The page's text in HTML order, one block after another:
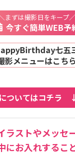
まずは撮影日をキープ／
今すぐ簡単WEB予
七五
影メニューはこちら
ついてはコチラ
ラストやメッセ
にお入れするこ